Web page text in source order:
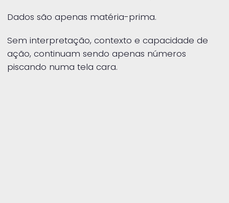
Dados são apenas matéria-prima.
Sem interpretação, contexto e capacidade de
ação, continuam sendo apenas números
piscando numa tela cara.